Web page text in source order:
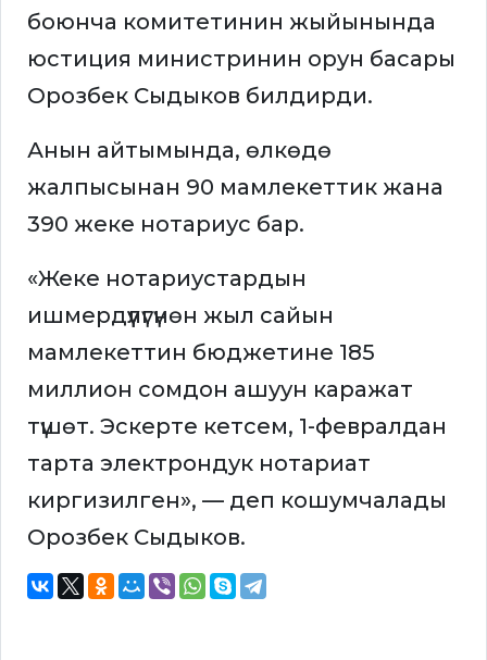
боюнча комитетинин жыйынында
юстиция министринин орун басары
Орозбек Сыдыков билдирди.
Анын айтымында, өлкөдө
жалпысынан 90 мамлекеттик жана
390 жеке нотариус бар.
«Жеке нотариустардын
ишмердүүлүгүнөн жыл сайын
мамлекеттин бюджетине 185
миллион сомдон ашуун каражат
түшөт. Эскерте кетсем, 1-февралдан
тарта электрондук нотариат
киргизилген», — деп кошумчалады
Орозбек Сыдыков.